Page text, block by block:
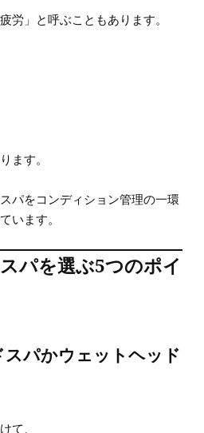
労」と呼ぶこともあります。
ます。
パをコンディション管理の一環
います。
パを選ぶ5つのポイ
パかウェットヘッド
て、